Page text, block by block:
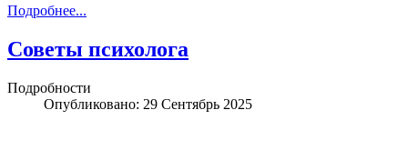
Подробнее...
Советы психолога
Подробности
Опубликовано: 29 Сентябрь 2025